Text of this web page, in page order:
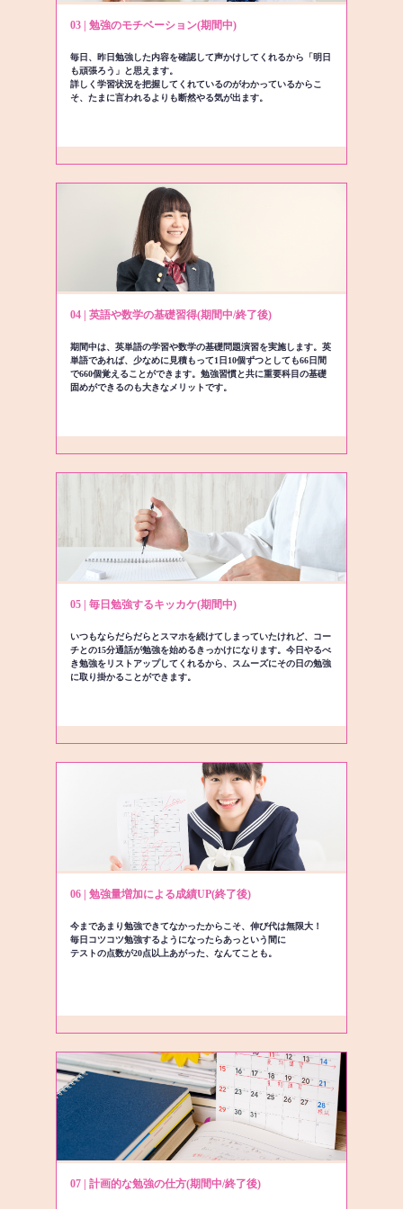
03 | 勉強のモチベーション(期間中)
毎日、昨日勉強した内容を確認して声かけしてくれるから「明日
も頑張ろう」と思えます。
詳しく学習状況を把握してくれているのがわかっているからこ
そ、たまに言われるよりも断然やる気が出ます。
04 | 英語や数学の基礎習得(期間中/終了後)
期間中は、英単語の学習や数学の基礎問題演習を実施します。英
単語であれば、少なめに見積もって1日10個ずつとしても66日間
で660個覚えることができます。勉強習慣と共に重要科目の基礎
固めができるのも大きなメリットです。
05 | 毎日勉強するキッカケ(期間中)
いつもならだらだらとスマホを続けてしまっていたけれど、コー
チとの15分通話が勉強を始めるきっかけになります。今日やるべ
き勉強をリストアップしてくれるから、スムーズにその日の勉強
に取り掛かることができます。
06 | 勉強量増加による成績UP(終了後)
今まであまり勉強できてなかったからこそ、伸び代は無限大！
毎日コツコツ勉強するようになったらあっという間に
テストの点数が20点以上あがった、なんてことも。
07 | 計画的な勉強の仕方(期間中/終了後)